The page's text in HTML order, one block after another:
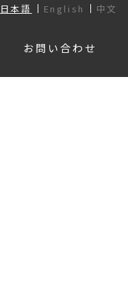
日本語 English 中文
お問い合わせ